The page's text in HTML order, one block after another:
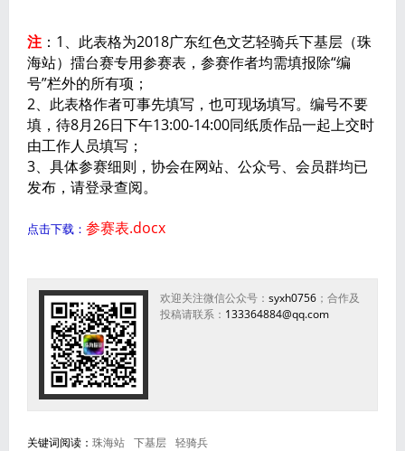
注 ：1、此表格为2018广东红色文艺轻骑兵下基层（珠
海站）擂台赛专用参赛表，参赛作者均需填报除“编
号”栏外的所有项；
2、此表格作者可事先填写，也可现场填写。编号不要
填，待8月26日下午13:00-14:00同纸质作品一起上交时
由工作人员填写；
3、具体参赛细则，协会在网站、公众号、会员群均已
发布，请登录查阅。
点击下载： 参赛表.docx
欢迎关注微信公众号： syxh0756；合作及
投稿请联系： 133364884@qq.com
关键词阅读： 珠海站 下基层 轻骑兵